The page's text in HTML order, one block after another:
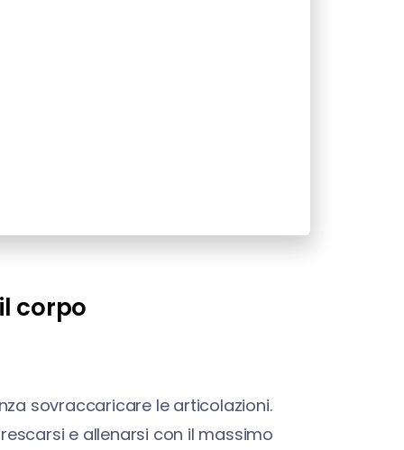
corpo
sovraccaricare le articolazioni.
e allenarsi con il massimo